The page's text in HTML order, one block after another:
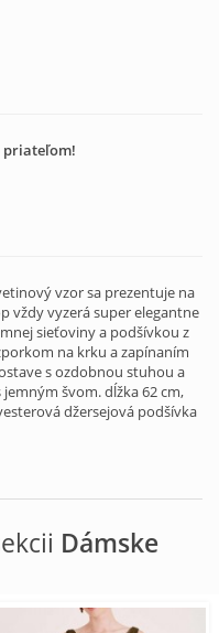
priateľom!
vzor sa prezentuje na
vždy vyzerá super elegantne
sieťoviny a podšívkou z
na krku a zapínaním
s ozdobnou stuhou a
švom. dĺžka 62 cm,
džersejová podšívka
Dámske